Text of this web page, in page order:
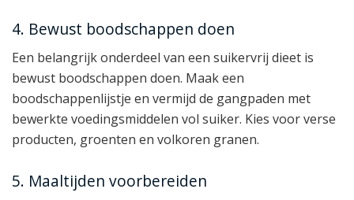
4. Bewust boodschappen doen
Een belangrijk onderdeel van een suikervrij dieet is
bewust boodschappen doen. Maak een
boodschappenlijstje en vermijd de gangpaden met
bewerkte voedingsmiddelen vol suiker. Kies voor verse
producten, groenten en volkoren granen.
5. Maaltijden voorbereiden